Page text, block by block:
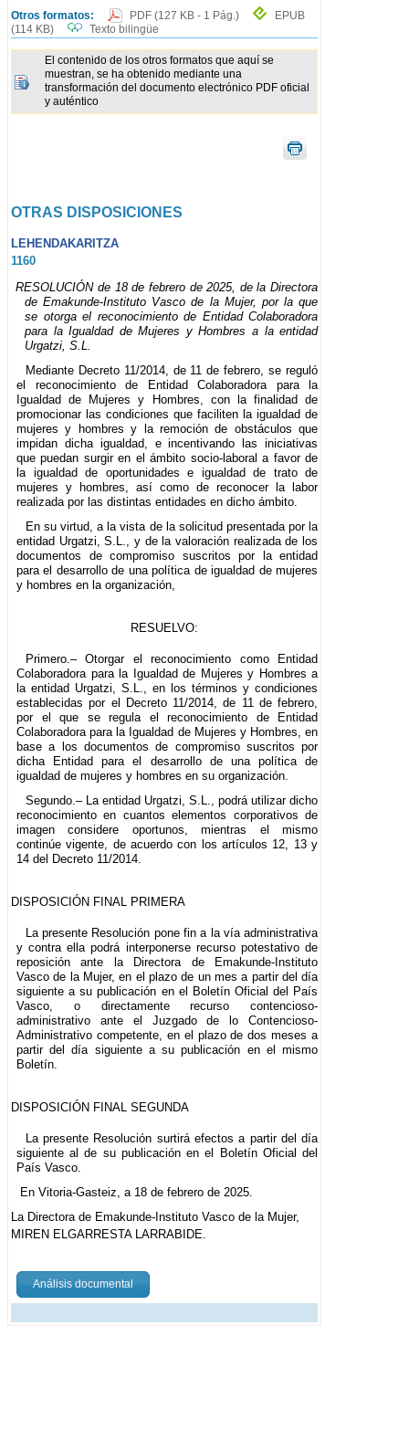
Otros formatos: PDF (127 KB - 1 Pág.)
EPUB
(114 KB)
Texto bilingüe
El contenido de los otros formatos que aquí se
muestran, se ha obtenido mediante una
transformación del documento electrónico PDF oficial
y auténtico
OTRAS DISPOSICIONES
LEHENDAKARITZA
1160
RESOLUCIÓN de 18 de febrero de 2025, de la Directora
de Emakunde-Instituto Vasco de la Mujer, por la que
se otorga el reconocimiento de Entidad Colaboradora
para la Igualdad de Mujeres y Hombres a la entidad
Urgatzi, S.L.
Mediante Decreto 11/2014, de 11 de febrero, se reguló
el reconocimiento de Entidad Colaboradora para la
Igualdad de Mujeres y Hombres, con la finalidad de
promocionar las condiciones que faciliten la igualdad de
mujeres y hombres y la remoción de obstáculos que
impidan dicha igualdad, e incentivando las iniciativas
que puedan surgir en el ámbito socio-laboral a favor de
la igualdad de oportunidades e igualdad de trato de
mujeres y hombres, así como de reconocer la labor
realizada por las distintas entidades en dicho ámbito.
En su virtud, a la vista de la solicitud presentada por la
entidad Urgatzi, S.L., y de la valoración realizada de los
documentos de compromiso suscritos por la entidad
para el desarrollo de una política de igualdad de mujeres
y hombres en la organización,
RESUELVO:
Primero.– Otorgar el reconocimiento como Entidad
Colaboradora para la Igualdad de Mujeres y Hombres a
la entidad Urgatzi, S.L., en los términos y condiciones
establecidas por el Decreto 11/2014, de 11 de febrero,
por el que se regula el reconocimiento de Entidad
Colaboradora para la Igualdad de Mujeres y Hombres, en
base a los documentos de compromiso suscritos por
dicha Entidad para el desarrollo de una política de
igualdad de mujeres y hombres en su organización.
Segundo.– La entidad Urgatzi, S.L., podrá utilizar dicho
reconocimiento en cuantos elementos corporativos de
imagen considere oportunos, mientras el mismo
continúe vigente, de acuerdo con los artículos 12, 13 y
14 del Decreto 11/2014.
DISPOSICIÓN FINAL PRIMERA
La presente Resolución pone fin a la vía administrativa
y contra ella podrá interponerse recurso potestativo de
reposición ante la Directora de Emakunde-Instituto
Vasco de la Mujer, en el plazo de un mes a partir del día
siguiente a su publicación en el Boletín Oficial del País
Vasco, o directamente recurso contencioso-
administrativo ante el Juzgado de lo Contencioso-
Administrativo competente, en el plazo de dos meses a
partir del día siguiente a su publicación en el mismo
Boletín.
DISPOSICIÓN FINAL SEGUNDA
La presente Resolución surtirá efectos a partir del día
siguiente al de su publicación en el Boletín Oficial del
País Vasco.
En Vitoria-Gasteiz, a 18 de febrero de 2025.
La Directora de Emakunde-Instituto Vasco de la Mujer,
MIREN ELGARRESTA LARRABIDE.
Análisis documental